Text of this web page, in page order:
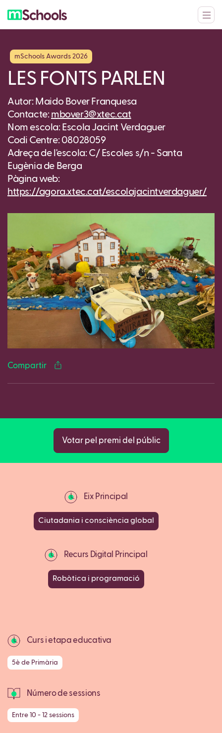
mSchools Awards 2026
LES FONTS PARLEN
Autor: Maido Bover Franquesa
Contacte: mbover3@xtec.cat
Nom escola: Escola Jacint Verdaguer
Codi Centre: 08028059
Adreça de l'escola: C/ Escoles s/n - Santa
Eugènia de Berga
Pàgina web:
https://agora.xtec.cat/escolajacintverdaguer/
Compartir
Facebook
Twitter
LinkedIn
WhatsApp
Reddit
Gmail
Votar pel premi del públic
Eix Principal
Ciutadania i consciència global
Recurs Digital Principal
Robòtica i programació
Curs i etapa educativa
5è de Primària
Número de sessions
Entre 10 - 12 sessions